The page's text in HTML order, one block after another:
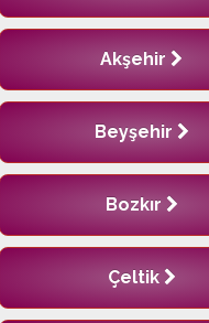
Akşehir
Beyşehir
Bozkır
Çeltik